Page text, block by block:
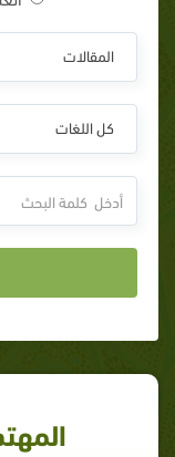
المقالات
كل اللغات